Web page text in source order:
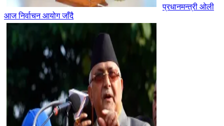
प्रधानमन्त्री ओली
आज निर्वाचन आयोग जाँदै